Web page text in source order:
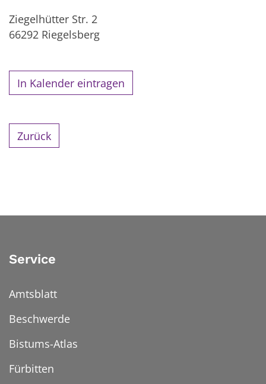
Ziegelhütter Str. 2
66292 Riegelsberg
In Kalender eintragen
Zurück
Service
Amtsblatt
Beschwerde
Bistums-Atlas
Fürbitten